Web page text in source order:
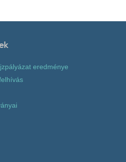
eredménye